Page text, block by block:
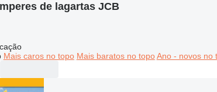
de lagartas JCB
Mais caros no topo Mais baratos no topo Ano - novos no